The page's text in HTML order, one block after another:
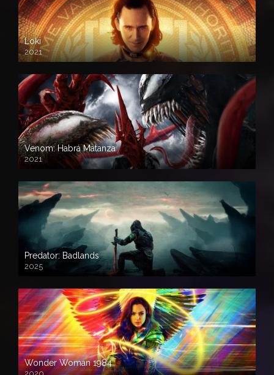
Loki
2021
Venom: Habrá Matanza
2021
Predator: Badlands
2025
Wonder Woman 1984